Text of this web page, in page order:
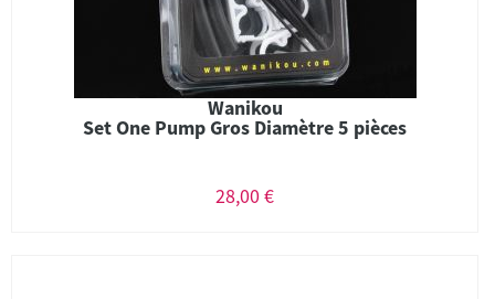
Wanikou
Set One Pump Gros Diamètre 5 pièces
28,00 €